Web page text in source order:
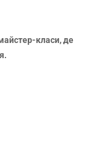
класи, де